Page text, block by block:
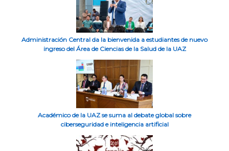
Administración Central da la bienvenida a estudiantes de nuevo
ingreso del Área de Ciencias de la Salud de la UAZ
Académico de la UAZ se suma al debate global sobre
ciberseguridad e inteligencia artificial